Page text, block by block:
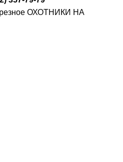
ОХОТНИКИ НА